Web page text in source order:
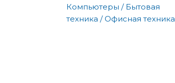
Компьютеры / Бытовая
техника / Офисная техника